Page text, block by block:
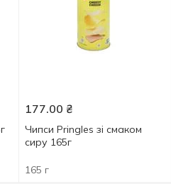
177.00 ₴
Чипси Pringles зі смаком
сиру 165г
165 г